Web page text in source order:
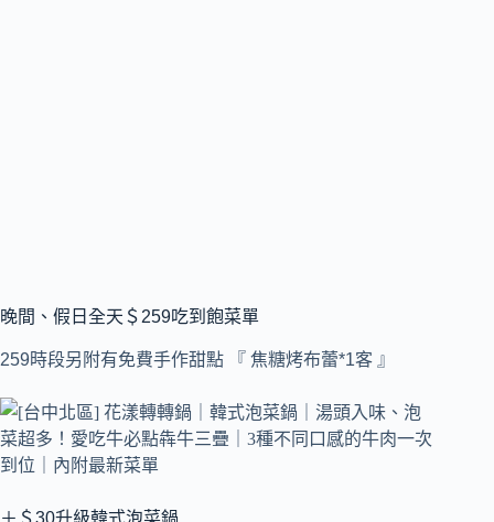
晚間、假日全天＄259吃到飽菜單
259時段另附有免費手作甜點 『 焦糖烤布蕾*1客 』
＋＄30升級韓式泡菜鍋